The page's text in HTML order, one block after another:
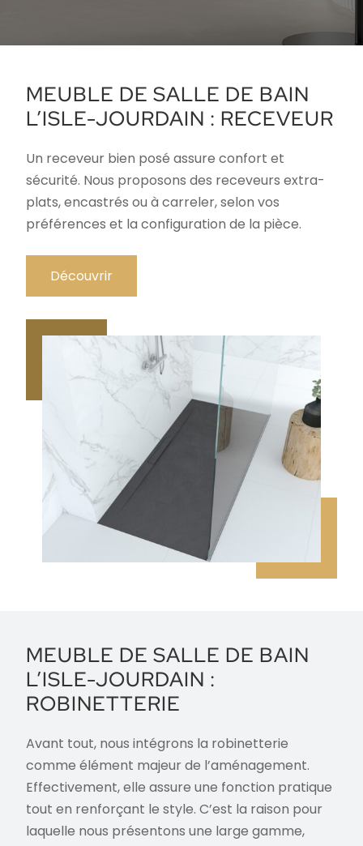
MEUBLE DE SALLE DE BAIN
L’ISLE-JOURDAIN : RECEVEUR
Un receveur bien posé assure confort et
sécurité. Nous proposons des receveurs extra-
plats, encastrés ou à carreler, selon vos
préférences et la configuration de la pièce.
Découvrir
MEUBLE DE SALLE DE BAIN
L’ISLE-JOURDAIN :
ROBINETTERIE
Avant tout, nous intégrons la robinetterie
comme élément majeur de l’aménagement.
Effectivement, elle assure une fonction pratique
tout en renforçant le style. C’est la raison pour
laquelle nous présentons une large gamme,